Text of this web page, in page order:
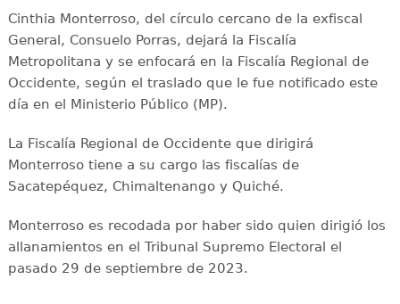
Cinthia Monterroso, del círculo cercano de la exfiscal
General, Consuelo Porras, dejará la Fiscalía
Metropolitana y se enfocará en la Fiscalía Regional de
Occidente, según el traslado que le fue notificado este
día en el Ministerio Público (MP).
La Fiscalía Regional de Occidente que dirigirá
Monterroso tiene a su cargo las fiscalías de
Sacatepéquez, Chimaltenango y Quiché.
Monterroso es recodada por haber sido quien dirigió los
allanamientos en el Tribunal Supremo Electoral el
pasado 29 de septiembre de 2023.